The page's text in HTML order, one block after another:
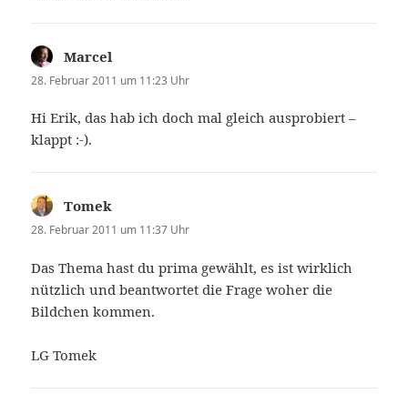
Marcel
28. Februar 2011 um 11:23 Uhr
Hi Erik, das hab ich doch mal gleich ausprobiert –
klappt :-).
Tomek
28. Februar 2011 um 11:37 Uhr
Das Thema hast du prima gewählt, es ist wirklich
nützlich und beantwortet die Frage woher die
Bildchen kommen.
LG Tomek